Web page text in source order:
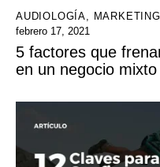
AUDIOLOGÍA MARKETING
febrero 17, 2021
5 factores que
en un negocio mixto